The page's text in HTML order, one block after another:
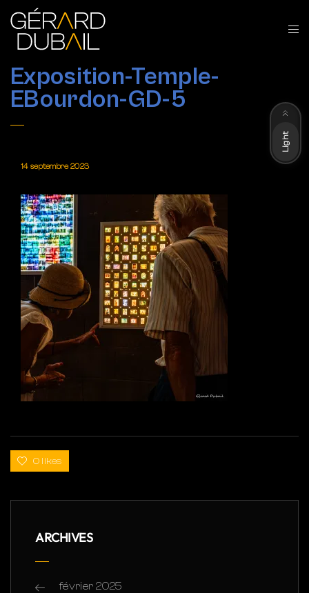
Exposition-Temple-
EBourdon-GD-5
14 septembre 2023
0 likes
ARCHIVES
février 2025
Light
Dark